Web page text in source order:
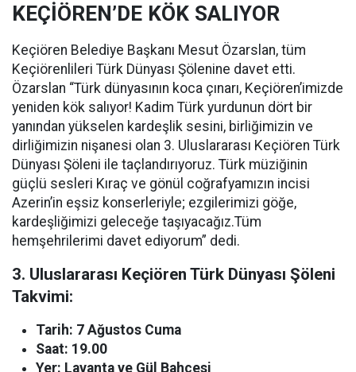
KEÇİÖREN’DE KÖK SALIYOR
Keçiören Belediye Başkanı Mesut Özarslan, tüm
Keçiörenlileri Türk Dünyası Şölenine davet etti.
Özarslan “Türk dünyasının koca çınarı, Keçiören’imizde
yeniden kök salıyor! Kadim Türk yurdunun dört bir
yanından yükselen kardeşlik sesini, birliğimizin ve
dirliğimizin nişanesi olan 3. Uluslararası Keçiören Türk
Dünyası Şöleni ile taçlandırıyoruz. Türk müziğinin
güçlü sesleri Kıraç ve gönül coğrafyamızın incisi
Azerin’in eşsiz konserleriyle; ezgilerimizi göğe,
kardeşliğimizi geleceğe taşıyacağız.Tüm
hemşehrilerimi davet ediyorum” dedi.
3. Uluslararası Keçiören Türk Dünyası Şöleni
Takvimi:
Tarih: 7 Ağustos Cuma
Saat: 19.00
Yer: Lavanta ve Gül Bahçesi